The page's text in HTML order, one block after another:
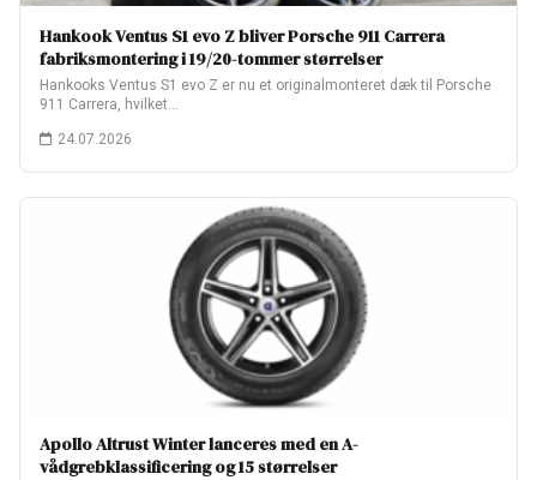
Hankook Ventus S1 evo Z bliver Porsche 911 Carrera
fabriksmontering i 19/20-tommer størrelser
Hankooks Ventus S1 evo Z er nu et originalmonteret dæk til Porsche
911 Carrera, hvilket…
24.07.2026
Apollo Altrust Winter lanceres med en A-
vådgrebklassificering og 15 størrelser